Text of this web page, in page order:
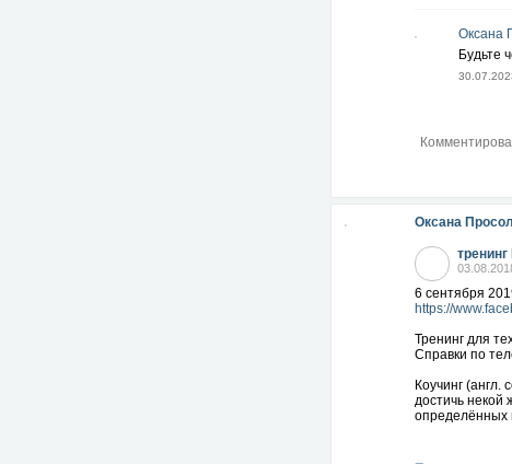
Оксана
Будьте
Оксана
6 сентября
https://
Тренинг для
Справки по
Коучинг (англ.
достичь некой
определённых